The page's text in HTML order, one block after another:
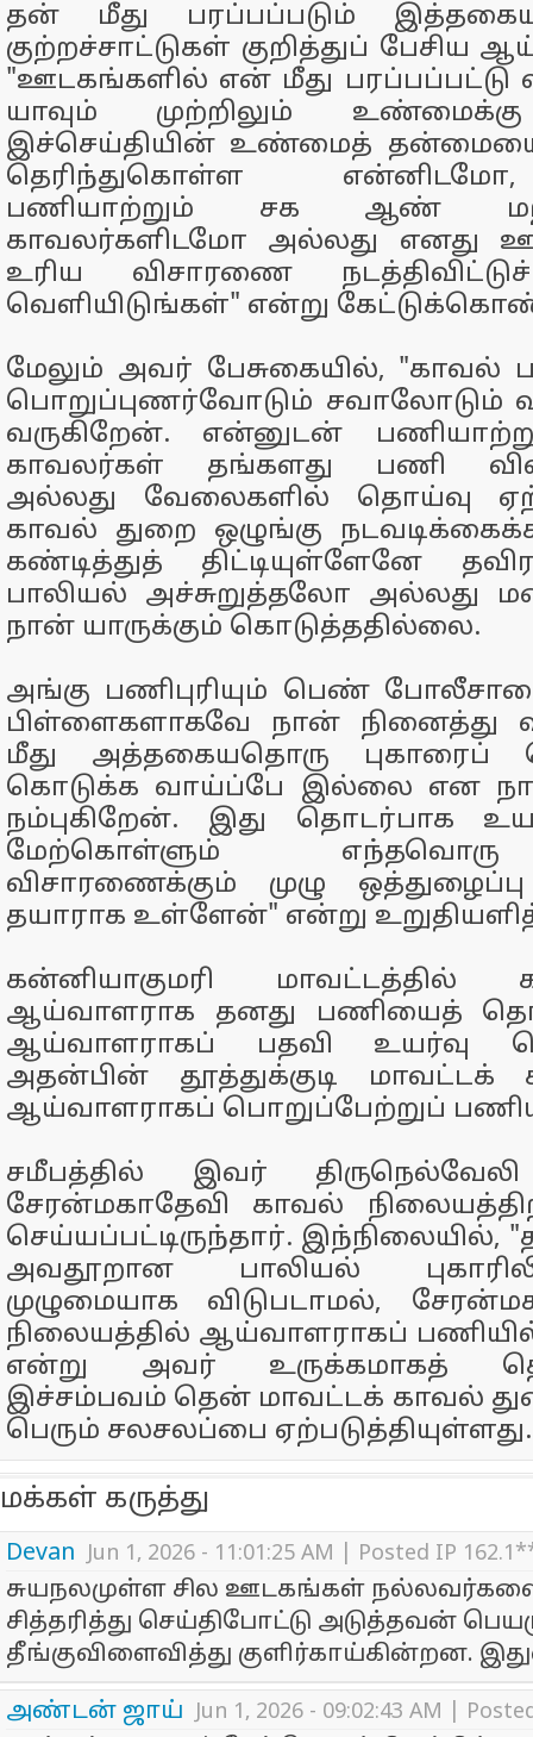
தன் மீது பரப்பப்படும்
குற்றச்சாட்டுகள் குறித்துப் பேசிய
"ஊடகங்களில் என் மீது பரப்பப்பட்டு
யாவும் முற்றிலும்
இச்செய்தியின் உண்மைத் தன்மையை
தெரிந்துகொள்ள
பணியாற்றும் சக ஆண்
காவலர்களிடமோ அல்லது எனது
உரிய விசாரணை
வெளியிடுங்கள்" என்று
மேலும் அவர் பேசுகையில், "காவல்
பொறுப்புணர்வோடும் சவாலோடும்
வருகிறேன். என்னுடன்
காவலர்கள் தங்களது பணி
அல்லது வேலைகளில் தொய்வு
காவல் துறை ஒழுங்கு
கண்டித்துத் திட்டியுள்ளேனே
பாலியல் அச்சுறுத்தலோ
நான் யாருக்கும் கொடுத்ததில்லை.
அங்கு பணிபுரியும் பெண்
பிள்ளைகளாகவே நான் நினைத்து
மீது அத்தகையதொரு
கொடுக்க வாய்ப்பே இல்லை என
நம்புகிறேன். இது தொடர்பாக
மேற்கொள்ளும் எந்தவொரு
விசாரணைக்கும் முழு
தயாராக உள்ளேன்" என்று
கன்னியாகுமரி
ஆய்வாளராக தனது பணியைத்
ஆய்வாளராகப் பதவி உயர்வு
அதன்பின் தூத்துக்குடி
ஆய்வாளராகப் பொறுப்பேற்றுப்
சமீபத்தில் இவர்
சேரன்மகாதேவி காவல்
செய்யப்பட்டிருந்தார்.
அவதூறான பாலியல்
முழுமையாக விடுபடாமல்,
நிலையத்தில் ஆய்வாளராகப்
என்று அவர் உருக்கமாகத்
இச்சம்பவம் தென் மாவட்டக் காவல்
பெரும் சலசலப்பை ஏற்படுத்தியுள்ளது.
மக்கள் கருத்து
Devan Jun 1, 2026 - 11:01:25 AM | Posted IP
சுயநலமுள்ள சில ஊடகங்கள்
சித்தரித்து செய்திபோட்டு அடுத்தவன்
தீங்குவிளைவித்து குளிர்காய்கின்றன.
அண்டன் ஜாய் Jun 1, 2026 - 09:02:43 AM |